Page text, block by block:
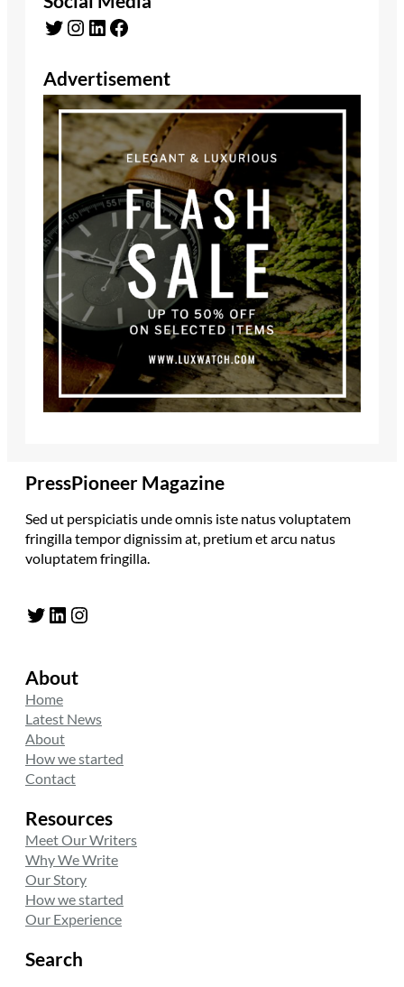
Twitter Instagram LinkedIn Facebook
Advertisement
PressPioneer Magazine
Sed ut perspiciatis unde omnis iste natus voluptatem
fringilla tempor dignissim at, pretium et arcu natus
voluptatem fringilla.
Twitter LinkedIn Instagram
About
Home
Latest News
About
How we started
Contact
Resources
Meet Our Writers
Why We Write
Our Story
How we started
Our Experience
Search